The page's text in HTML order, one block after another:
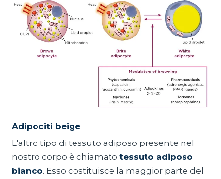
Adipociti beige
L'altro tipo di tessuto adiposo presente nel
nostro corpo è chiamato tessuto adiposo
bianco. Esso costituisce la maggior parte del